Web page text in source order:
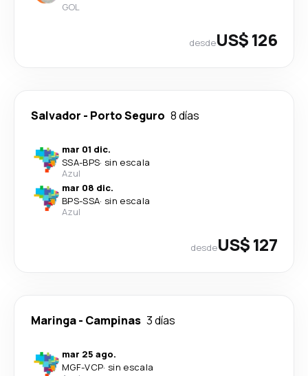
GOL
desdeUS$ 126
Salvador - Porto Seguro 8 días
mar 01 dic.
SSA-BPS· sin escala
Azul
mar 08 dic.
BPS-SSA· sin escala
Azul
desdeUS$ 127
Maringa- Campinas 3 días
mar 25 ago.
MGF-VCP· sin escala